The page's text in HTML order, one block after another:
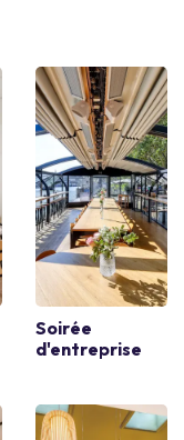
Soirée
d'entreprise